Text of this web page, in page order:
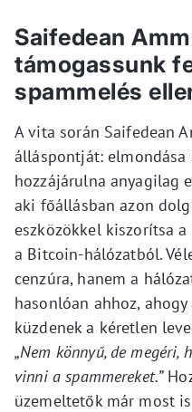
Saifedean
támogassunk
spammelés
A vita során Saifedean
álláspontját:
hozzájárulna anyagilag
aki főállásban azon
eszközökkel kiszorítsa
a Bitcoin-hálózatból.
cenzúra, hanem a
hasonlóan ahhoz,
küzdenek a kéretlen
„Nem könnyű, de megéri,
vinni a spammereket.”
üzemeltetők már most